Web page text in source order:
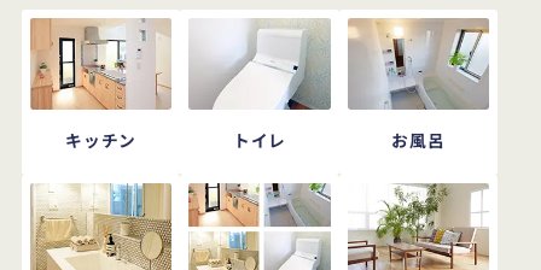
キッチン トイレ お風呂